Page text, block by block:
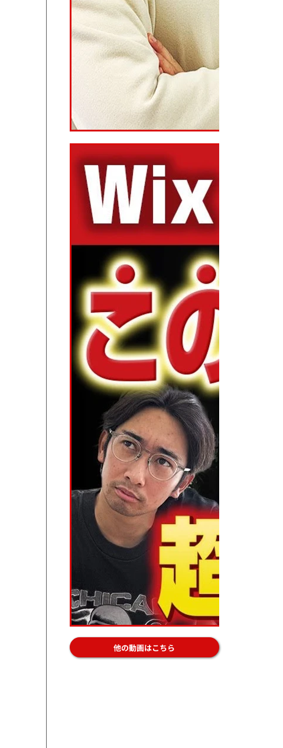
他の動画はこちら